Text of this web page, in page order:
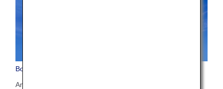
Boeing 777-300ER (77W)
Anzahl der Sitzplätze: 212